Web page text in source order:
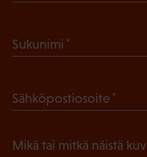
l
n
Sukunimi
k
l
Sähköpostiosoite
Mikä tai mitkä näistä